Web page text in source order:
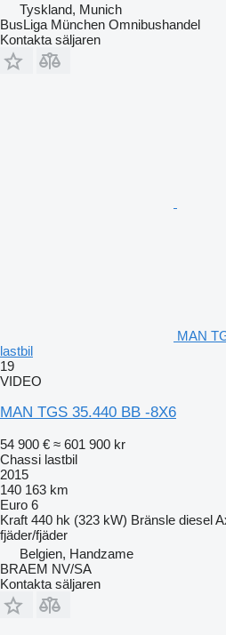
Tyskland, Munich
BusLiga München Omnibushandel
Kontakta säljaren
MAN
lastbil
19
VIDEO
MAN TGS 35.440 BB -8X6
54 900 € ≈ 601 900 kr
Chassi lastbil
2015
140 163 km
Euro 6
Kraft 440 hk (323 kW) Bränsle diesel
fjäder/fjäder
Belgien, Handzame
BRAEM NV/SA
Kontakta säljaren